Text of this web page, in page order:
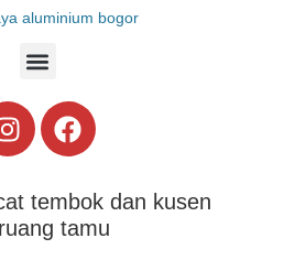
tembok dan kusen
tamu